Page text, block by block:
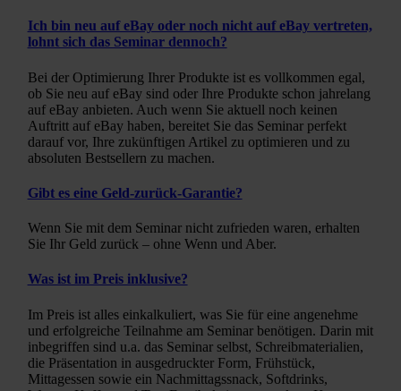
Ich bin neu auf eBay oder noch nicht auf eBay vertreten,
lohnt sich das Seminar dennoch?
Bei der Optimierung Ihrer Produkte ist es vollkommen egal,
ob Sie neu auf eBay sind oder Ihre Produkte schon jahrelang
auf eBay anbieten. Auch wenn Sie aktuell noch keinen
Auftritt auf eBay haben, bereitet Sie das Seminar perfekt
darauf vor, Ihre zukünftigen Artikel zu optimieren und zu
absoluten Bestsellern zu machen.
Gibt es eine Geld-zurück-Garantie?
Wenn Sie mit dem Seminar nicht zufrieden waren, erhalten
Sie Ihr Geld zurück – ohne Wenn und Aber.
Was ist im Preis inklusive?
Im Preis ist alles einkalkuliert, was Sie für eine angenehme
und erfolgreiche Teilnahme am Seminar benötigen. Darin mit
inbegriffen sind u.a. das Seminar selbst, Schreibmaterialien,
die Präsentation in ausgedruckter Form, Frühstück,
Mittagessen sowie ein Nachmittagssnack, Softdrinks,